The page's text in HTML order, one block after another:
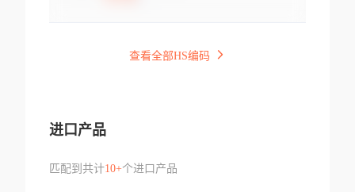
查看全部HS编码
进口产品
匹配到共计10+个进口产品